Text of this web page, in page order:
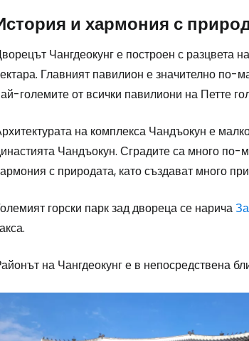
и хармония с
Чангдеокунг е построен с разцвета
Главният павилион е значително по-
големите от всички павилиони на Петте
на комплекса Чандъокун е
Чандъокун. Сградите са много
с природата, като създават много
горски парк зад двореца се нарича
на Чангдеокунг е в непосредствена